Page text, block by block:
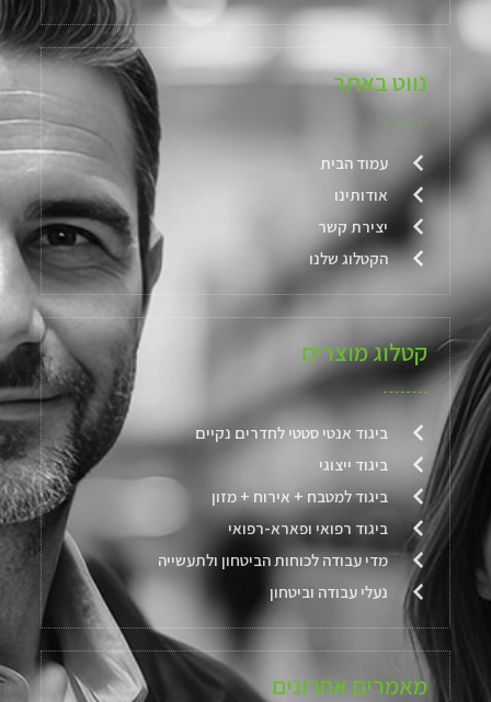
נווט באתר
עמוד הבית
אודותינו
יצירת קשר
הקטלוג שלנו
קטלוג מוצרים
ביגוד אנטי סטטי לחדרים נקיים
ביגוד ייצוגי
ביגוד למטבח + אירוח + מזון
ביגוד רפואי ופארא-רפואי
מדי עבודה לכוחות הביטחון ולתעשייה
נעלי עבודה וביטחון
מאמרים אחרונים